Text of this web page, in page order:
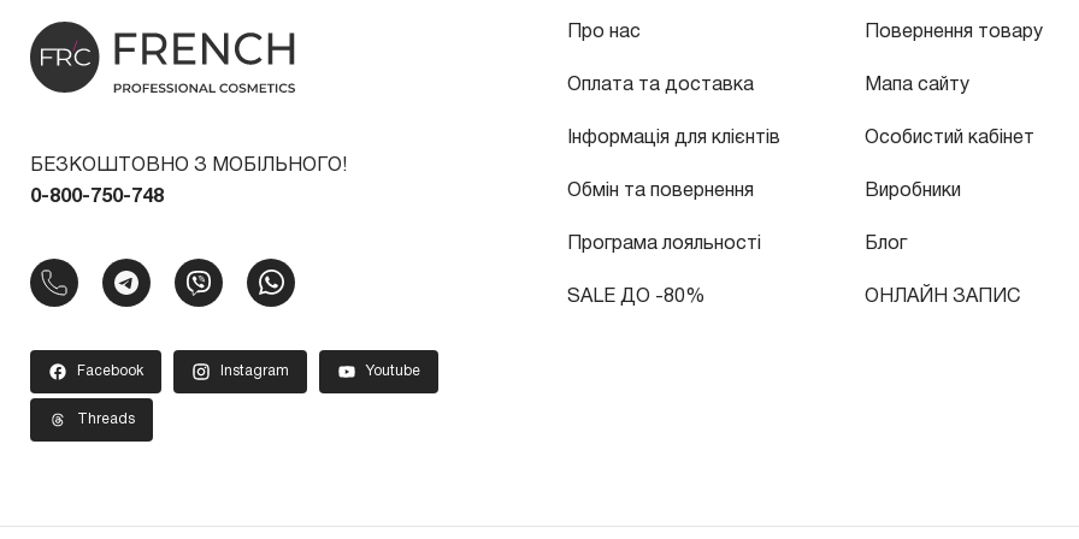
БЕЗКОШТОВНО З МОБІЛЬНОГО!
0-800-750-748
Facebook Instagram Youtube
Threads
Про нас
Оплата та доставка
Інформація для клієнтів
Обмін та повернення
Програма лояльності
SALE ДО -80%
Повернення товару
Мапа сайту
Особистий кабінет
Виробники
Блог
ОНЛАЙН ЗАПИС